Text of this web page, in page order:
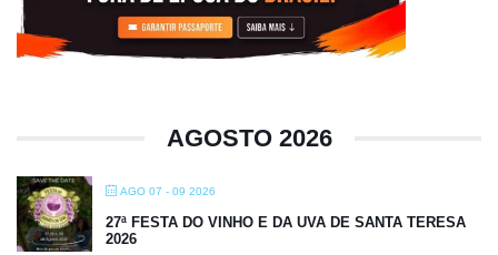
AGOSTO 2026
AGO 07 - 09 2026
27ª FESTA DO VINHO E DA UVA DE SANTA TERESA
2026